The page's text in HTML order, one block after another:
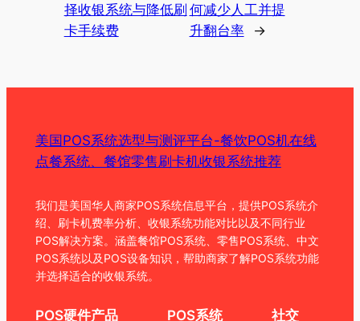
择收银系统与降低刷
卡手续费
何减少人工并提
升翻台率
→
美国POS系统选型与测评平台-餐饮POS机在线
点餐系统、餐馆零售刷卡机收银系统推荐
我们是美国华人商家POS系统信息平台，提供POS系统介
绍、刷卡机费率分析、收银系统功能对比以及不同行业
POS解决方案。涵盖餐馆POS系统、零售POS系统、中文
POS系统以及POS设备知识，帮助商家了解POS系统功能
并选择适合的收银系统。
POS硬件产品 POS系统 社交